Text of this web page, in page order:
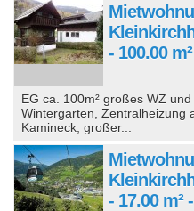
- 100.00
EG ca. 100m² großes WZ
Wintergarten, Zentralheizung
Kamineck, großer...
- 17.00 m²